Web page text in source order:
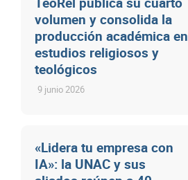
volumen y consolida la
producción académica en
estudios religiosos y
teológicos
9 junio 2026
«Lidera tu empresa con
IA»: la UNAC y sus